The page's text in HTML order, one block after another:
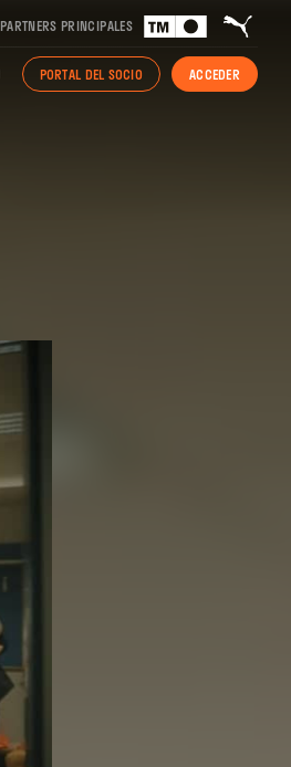
PARTNERS PRINCIPALES
PORTAL DEL SOCIO ACCEDER